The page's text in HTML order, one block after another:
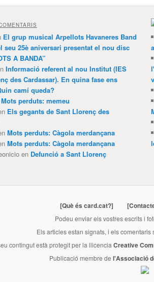
El grup musical Arpellots Havaneres Band
seu 25è aniversari presentat el nou disc
A BANDA”
Informació referent al nou Institut (IES
des Cardassar). En quina fase ens
camí queda?
Mots perduts: memeu
Els gegants de Sant Llorenç des
Mots perduts: Càgola merdançana
Mots perduts: Càgola merdançana
en Defunció a Sant Llorenç
[Què és card.cat?]
Podeu enviar els vostres escrits i
Els articles estan signats, i els
contingut està protegit per la llicencia Creative
Publicació membre de l'Associació